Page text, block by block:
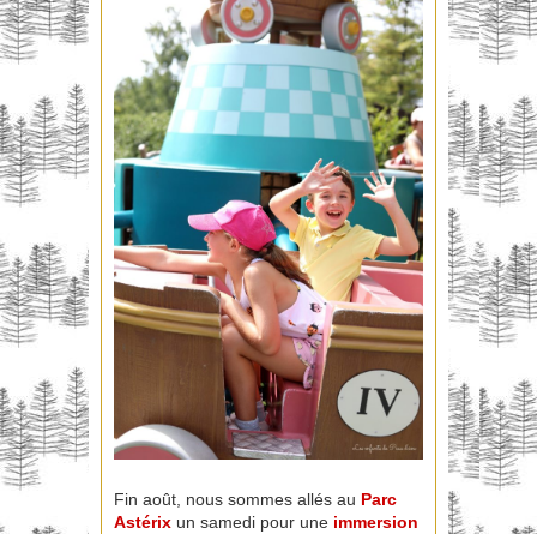
Fin août, nous sommes allés au Parc
Astérix un samedi pour une immersion